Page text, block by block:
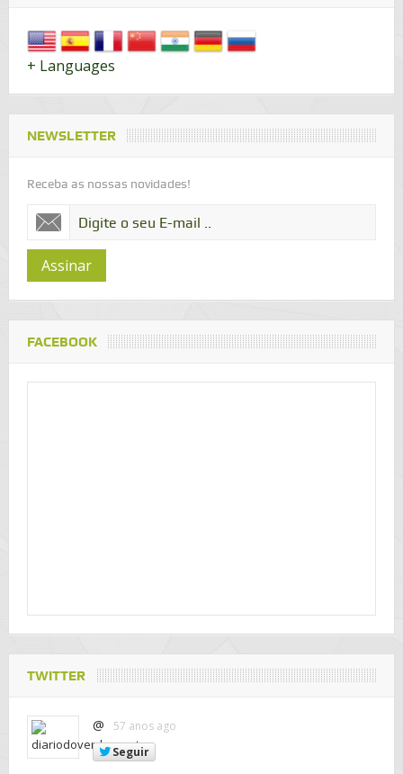
+ Languages
NEWSLETTER
Receba as nossas novidades!
Assinar
FACEBOOK
TWITTER
@
57 anos ago
Seguir